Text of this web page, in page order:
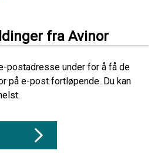
fra Avinor
postadresse under for å få de
på e-post fortløpende. Du kan